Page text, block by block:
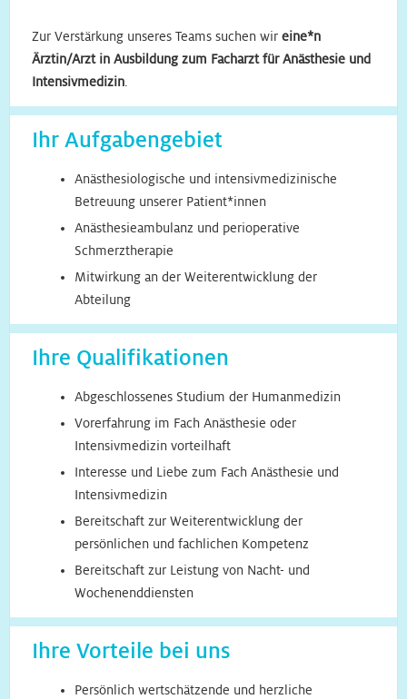
Zur Verstärkung unseres Teams suchen wir eine*n
Ärztin/Arzt in Ausbildung zum Facharzt für Anästhesie und
Intensivmedizin.
Ihr Aufgabengebiet
Anästhesiologische und intensivmedizinische
Betreuung unserer Patient*innen
Anästhesieambulanz und perioperative
Schmerztherapie
Mitwirkung an der Weiterentwicklung der
Abteilung
Ihre Qualifikationen
Abgeschlossenes Studium der Humanmedizin
Vorerfahrung im Fach Anästhesie oder
Intensivmedizin vorteilhaft
Interesse und Liebe zum Fach Anästhesie und
Intensivmedizin
Bereitschaft zur Weiterentwicklung der
persönlichen und fachlichen Kompetenz
Bereitschaft zur Leistung von Nacht- und
Wochenenddiensten
Ihre Vorteile bei uns
Persönlich wertschätzende und herzliche